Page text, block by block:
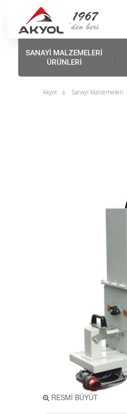
SANAYİ MALZEMELERİ
ÜRÜNLERİ
Akyol Sanayi Malzemeleri
RESMİ BÜYÜT